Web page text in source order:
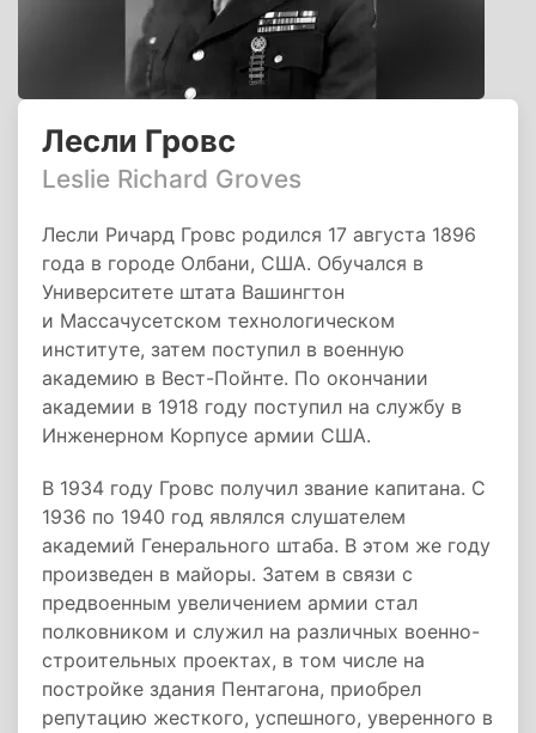
Лесли Гровс
Leslie Richard Groves
Лесли Ричард Гровс родился 17 августа 1896
года в городе Олбани, США. Обучался в
Университете штата Вашингтон
и Массачусетском технологическом
институте, затем поступил в военную
академию в Вест-Пойнте. По окончании
академии в 1918 году поступил на службу в
Инженерном Корпусе армии США.
В 1934 году Гровс получил звание капитана. С
1936 по 1940 год являлся слушателем
академий Генерального штаба. В этом же году
произведен в майоры. Затем в связи с
предвоенным увеличением армии стал
полковником и служил на различных военно-
строительных проектах, в том числе на
постройке здания Пентагона, приобрел
репутацию жесткого, успешного, уверенного в